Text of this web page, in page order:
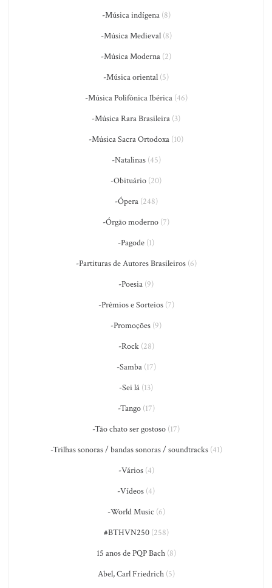
-Música indígena(8)
-Música Medieval(8)
-Música Moderna (2)
-Música oriental (5)
-Música Polifônica Ibérica(46)
-Música Rara Brasileira (3)
-Música Sacra Ortodoxa (10)
-Natalinas(45)
-Obituário (20)
-Ópera(248)
-Órgão moderno (7)
-Pagode (1)
-Partituras de Autores Brasileiros(6)
-Poesia (9)
-Prêmios e Sorteios(7)
-Promoções (9)
-Rock(28)
-Samba(17)
-Sei lá (13)
-Tango(17)
-Tão chato ser gostoso (17)
-Trilhas sonoras / bandas sonoras / soundtracks(41)
-Vários(4)
-Vídeos (4)
-World Music (6)
#BTHVN250(258)
15 anos de PQP Bach(8)
Abel, Carl Friedrich(5)